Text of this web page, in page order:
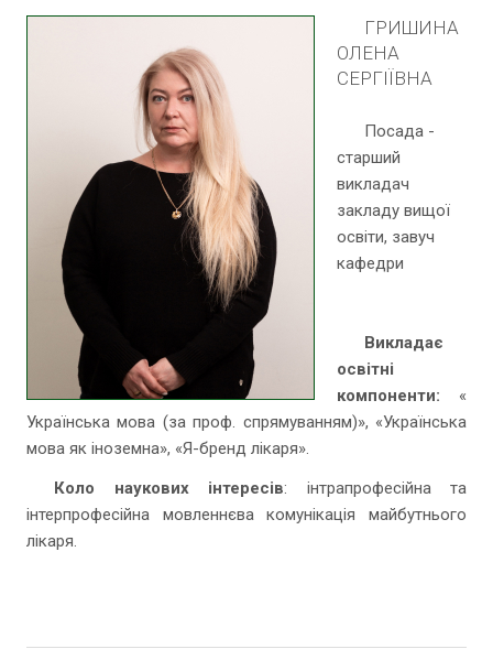
ГРИШИНА
ОЛЕНА
СЕРГІЇВНА
Посада -
старший
викладач
закладу вищої
освіти, завуч
кафедри
Викладає
освітні
компоненти: «
Українська мова (за проф. спрямуванням)», «Українська
мова як іноземна», «Я-бренд лікаря».
Коло наукових інтересів: інтрапрофесійна та
інтерпрофесійна мовленнєва комунікація майбутнього
лікаря.